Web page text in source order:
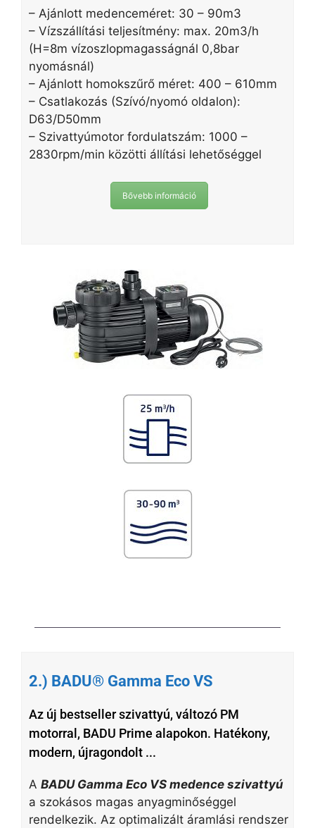
– Ajánlott medenceméret: 30 – 90m3
– Vízszállítási teljesítmény: max. 20m3/h
(H=8m vízoszlopmagasságnál 0,8bar
nyomásnál)
– Ajánlott homokszűrő méret: 400 – 610mm
– Csatlakozás (Szívó/nyomó oldalon):
D63/D50mm
– Szivattyúmotor fordulatszám: 1000 –
2830rpm/min közötti állítási lehetőséggel
Bővebb információ
2.) BADU® Gamma Eco VS
Az új bestseller szivattyú, változó PM
motorral, BADU Prime alapokon. Hatékony,
modern, újragondolt ...
A BADU Gamma Eco VS medence szivattyú
a szokásos magas anyagminőséggel
rendelkezik. Az optimalizált áramlási rendszer